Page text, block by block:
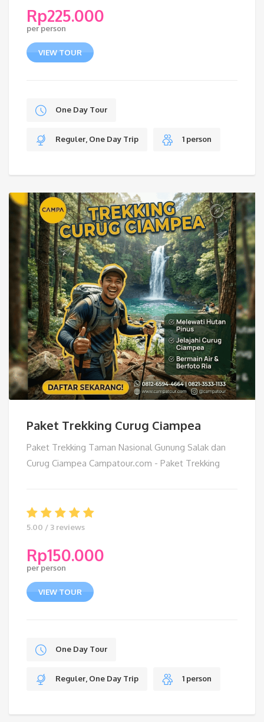
Rp225.000
per person
VIEW TOUR
One Day Tour
Reguler, One Day Trip 1 person
Paket Trekking Curug Ciampea
Paket Trekking Taman Nasional Gunung Salak dan
Curug Ciampea Campatour.com - Paket Trekking
5.00 / 3 reviews
Rp150.000
per person
VIEW TOUR
One Day Tour
Reguler, One Day Trip 1 person